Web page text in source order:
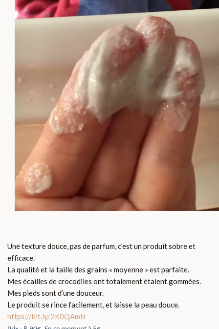
Une texture douce, pas de parfum, c’est un produit sobre et
efficace.
La qualité et la taille des grains « moyenne » est parfaite.
Mes écailles de crocodiles ont totalement étaient gommées.
Mes pieds sont d’une douceur.
Le produit se rince facilement, et laisse la peau douce.
https://bit.ly/2K0QAmN